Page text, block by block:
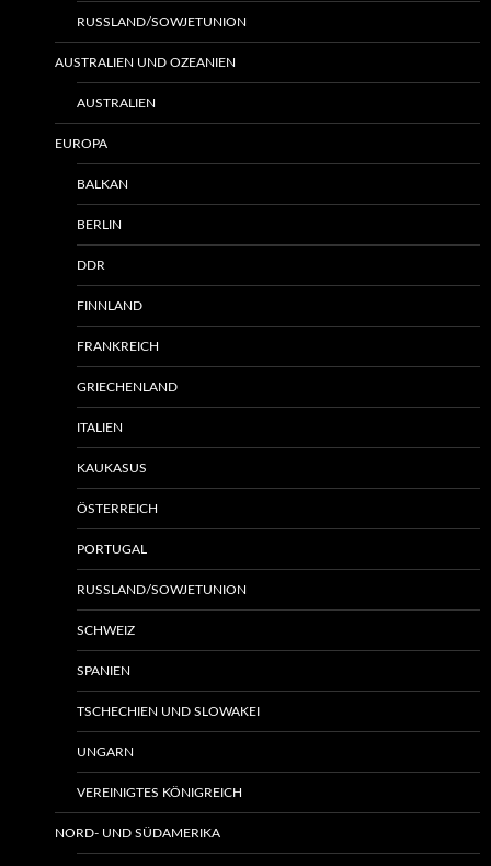
RUSSLAND/SOWJETUNION
AUSTRALIEN UND OZEANIEN
AUSTRALIEN
EUROPA
BALKAN
BERLIN
DDR
FINNLAND
FRANKREICH
GRIECHENLAND
ITALIEN
KAUKASUS
ÖSTERREICH
PORTUGAL
RUSSLAND/SOWJETUNION
SCHWEIZ
SPANIEN
TSCHECHIEN UND SLOWAKEI
UNGARN
VEREINIGTES KÖNIGREICH
NORD- UND SÜDAMERIKA